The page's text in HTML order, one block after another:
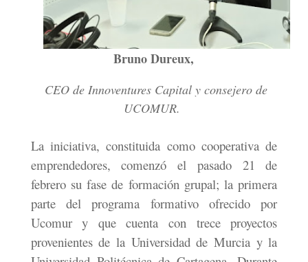
Bruno Dureux,
CEO de Innoventures Capital y consejero de
UCOMUR.
La iniciativa, constituida como cooperativa de
emprendedores, comenzó el pasado 21 de
febrero su fase de formación grupal; la primera
parte del programa formativo ofrecido por
Ucomur y que cuenta con trece proyectos
provenientes de la Universidad de Murcia y la